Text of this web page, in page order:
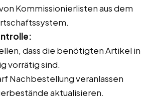
Kommissionierlisten aus dem
dass die benötigten Artikel in
vorrätig sind.
Nachbestellung veranlassen
aktualisieren.